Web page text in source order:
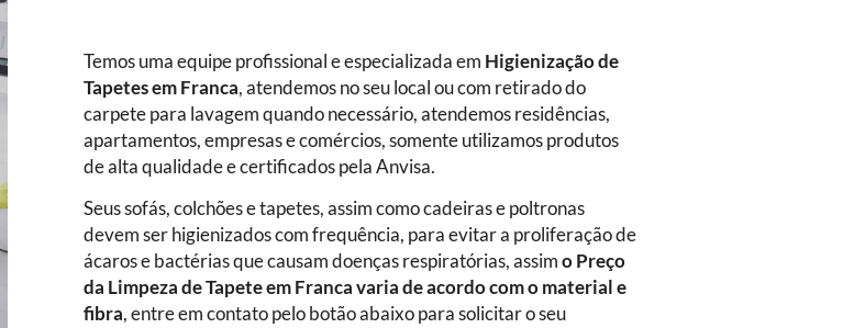
Temos uma equipe profissional e especializada em Higienização de
Tapetesem Franca, atendemos no seu local ou com retirado do
carpete para lavagem quando necessário, atendemos residências,
apartamentos, empresas e comércios, somente utilizamos produtos
de alta qualidade e certificados pela Anvisa.
Seus sofás, colchões e tapetes, assim como cadeiras e poltronas
devem ser higienizados com frequência, para evitar a proliferação de
ácaros e bactérias que causam doenças respiratórias, assimo Preço
da Limpeza de Tapeteem Francavaria de acordo com o material e
fibra, entre em contato pelo botão abaixo para solicitar o seu